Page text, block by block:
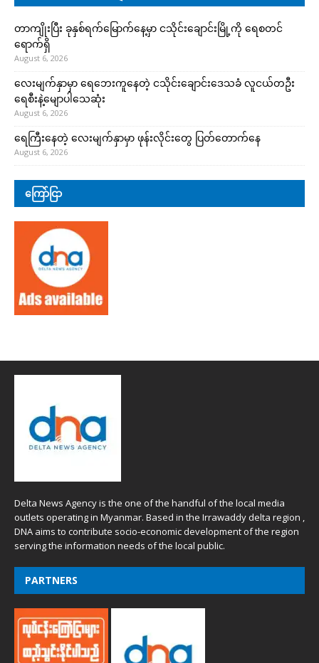
တာကျိုးပြီး ခုနှစ်ရက်မြောက်နေ့မှာ ငသိုင်းချောင်းမြို့ကို ရေစတင်
ရောက်ရှိ
August 6, 2026
လေးမျက်နှာမှာ ရေဘေးကူနေတဲ့ ငသိုင်းချောင်းဒေသခံ လူငယ်တဦး
ရေစီးနဲ့မျောပါသေဆုံး
August 6, 2026
ရေကြီးနေတဲ့ လေးမျက်နှာမှာ ဖုန်းလိုင်းတွေ ပြတ်တောက်နေ
August 6, 2026
ကြော်ငြာ
Delta News Agency is the one of the handful of the local media
outlets operating in Myanmar. Based in the Irrawaddy delta region ,
DNA aims to contribute socio-economic development of the region
serving the information needs of the local public.
PARTNERS